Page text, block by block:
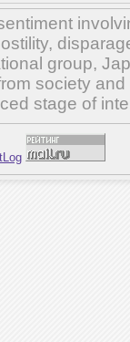
group,
society
stage of